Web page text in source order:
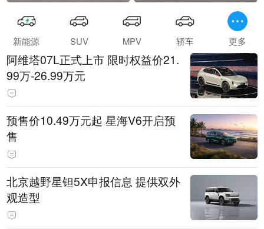
新能源 SUV MPV 轿车 更多
阿维塔07L正式上市 限时权益价21.
99万-26.99万元
预售价10.49万元起 星海V6开启预
售
北京越野星钽5X申报信息 提供双外
观造型